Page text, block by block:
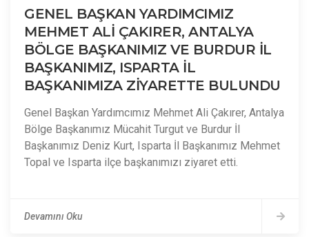
GENEL BAŞKAN YARDIMCIMIZ
MEHMET ALİ ÇAKIRER, ANTALYA
BÖLGE BAŞKANIMIZ VE BURDUR İL
BAŞKANIMIZ, ISPARTA İL
BAŞKANIMIZA ZİYARETTE BULUNDU
Genel Başkan Yardımcımız Mehmet Ali Çakırer, Antalya
Bölge Başkanımız Mücahit Turgut ve Burdur İl
Başkanımız Deniz Kurt, Isparta İl Başkanımız Mehmet
Topal ve Isparta ilçe başkanımızı ziyaret etti.
Devamını Oku